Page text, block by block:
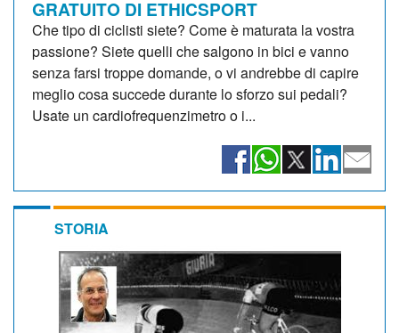
GRATUITO DI ETHICSPORT
Che tipo di ciclisti siete? Come è maturata la vostra
passione? Siete quelli che salgono in bici e vanno
senza farsi troppe domande, o vi andrebbe di capire
meglio cosa succede durante lo sforzo sui pedali?
Usate un cardiofrequenzimetro o i...
STORIA